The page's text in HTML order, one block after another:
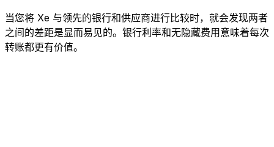
当您将 Xe 与领先的银行和供应商进行比较时，就会发现两者
之间的差距是显而易见的。银行利率和无隐藏费用意味着每次
转账都更有价值。